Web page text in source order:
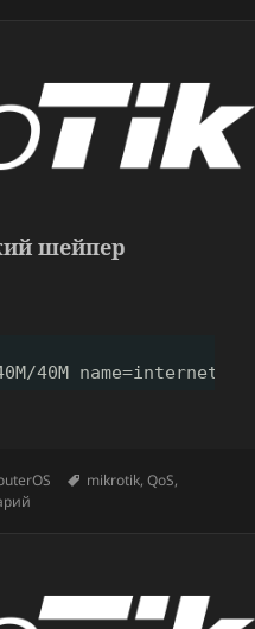
шейпер
/40M name=internet
Метки
mikrotik,QoS,